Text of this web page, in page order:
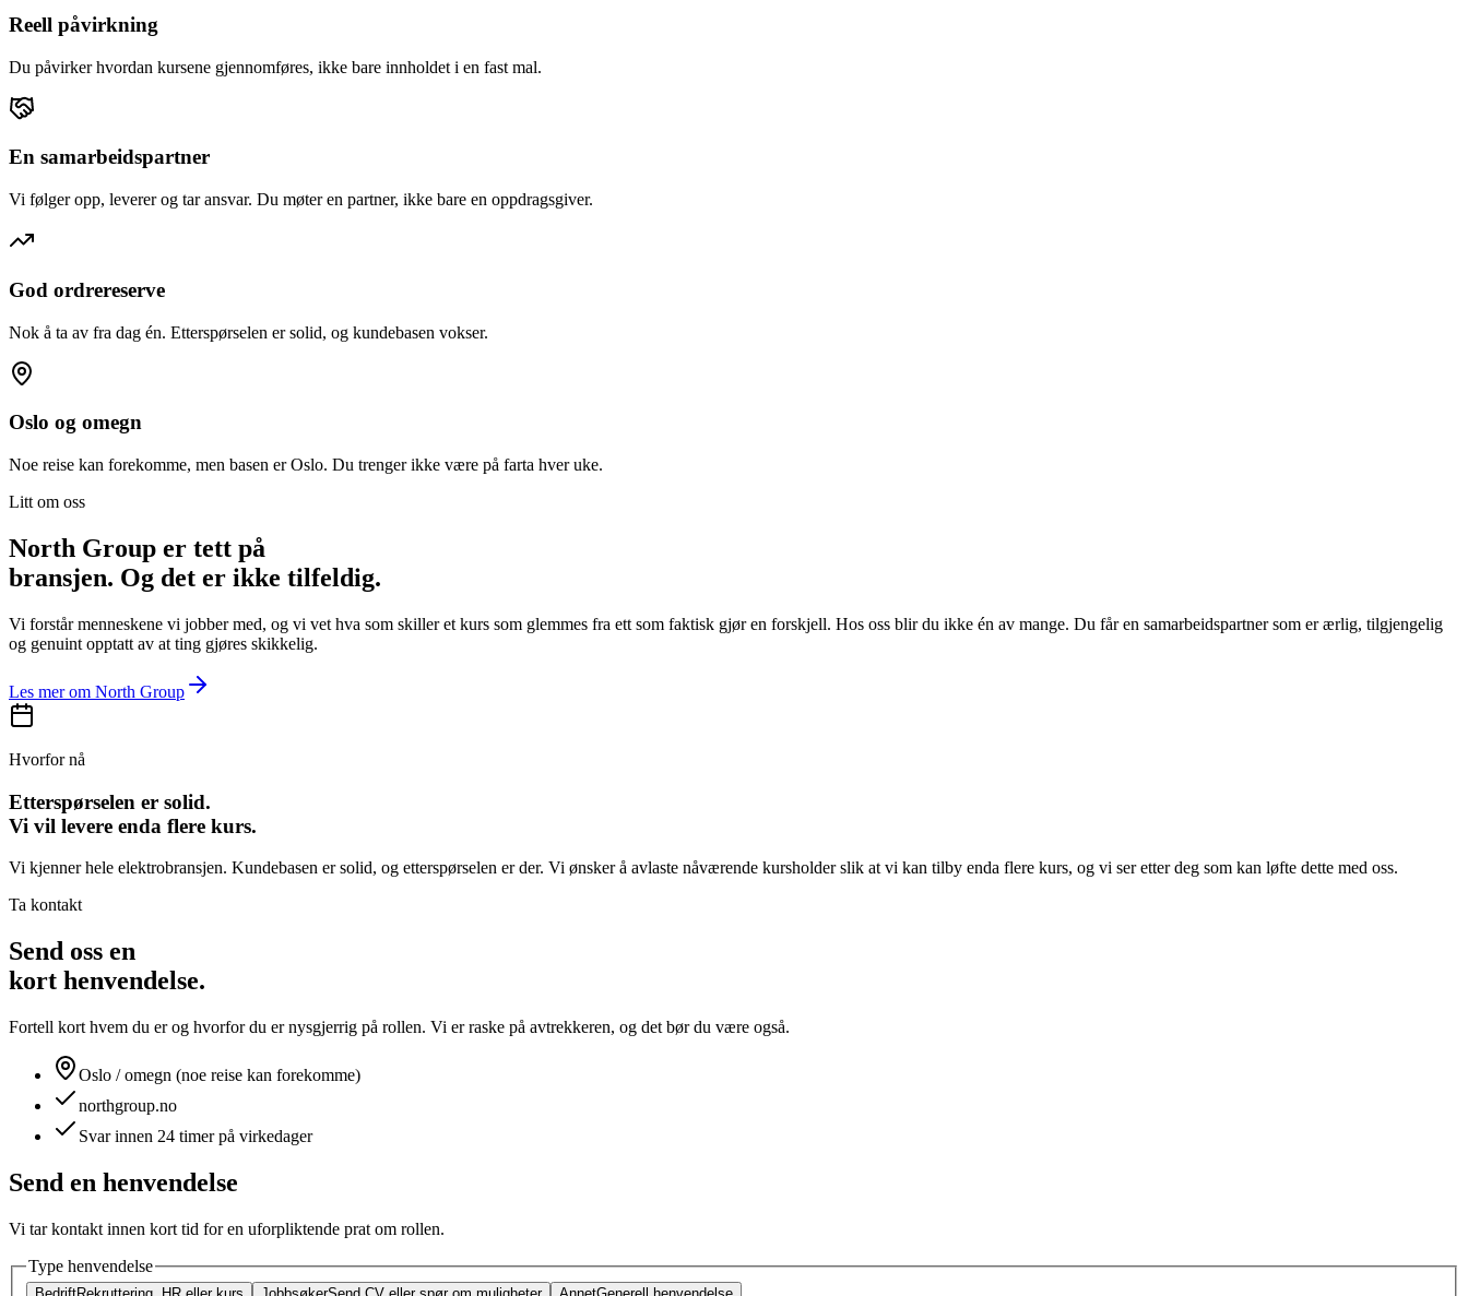
Reell påvirkning
Du påvirker hvordan kursene gjennomføres, ikke bare innholdet i en fast mal.
En samarbeidspartner
Vi følger opp, leverer og tar ansvar. Du møter en partner, ikke bare en oppdragsgiver.
God ordrereserve
Nok å ta av fra dag én. Etterspørselen er solid, og kundebasen vokser.
Oslo og omegn
Noe reise kan forekomme, men basen er Oslo. Du trenger ikke være på farta hver uke.
Litt om oss
North Group er tett på
bransjen. Og det er ikke tilfeldig.
Vi forstår menneskene vi jobber med, og vi vet hva som skiller et kurs som glemmes fra ett som faktisk gjør en forskjell. Hos oss blir du ikke én av mange. Du får en samarbeidspartner som er ærlig, tilgjengelig
og genuint opptatt av at ting gjøres skikkelig.
Les mer om North Group
Hvorfor nå
Etterspørselen er solid.
Vi vil levere enda flere kurs.
Vi kjenner hele elektrobransjen. Kundebasen er solid, og etterspørselen er der. Vi ønsker å avlaste nåværende kursholder slik at vi kan tilby enda flere kurs, og vi ser etter deg som kan løfte dette med oss.
Ta kontakt
Send oss en
kort henvendelse.
Fortell kort hvem du er og hvorfor du er nysgjerrig på rollen. Vi er raske på avtrekkeren, og det bør du være også.
Oslo / omegn (noe reise kan forekomme)
northgroup.no
Svar innen 24 timer på virkedager
Send en henvendelse
Vi tar kontakt innen kort tid for en uforpliktende prat om rollen.
Type henvendelse